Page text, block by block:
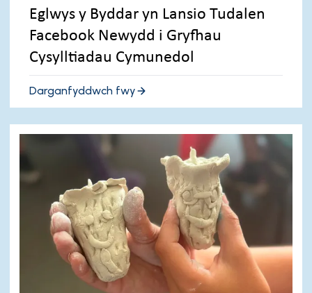
Eglwys y Byddar yn Lansio Tudalen
Facebook Newydd i Gryfhau
Cysylltiadau Cymunedol
Darganfyddwch fwy